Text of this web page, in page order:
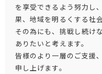
を享受できるよう努力し
果、地域を明るくする社
その為にも、挑戦し続け
ありたいと考えます。
皆様のより一層のご支援
申し上げます。